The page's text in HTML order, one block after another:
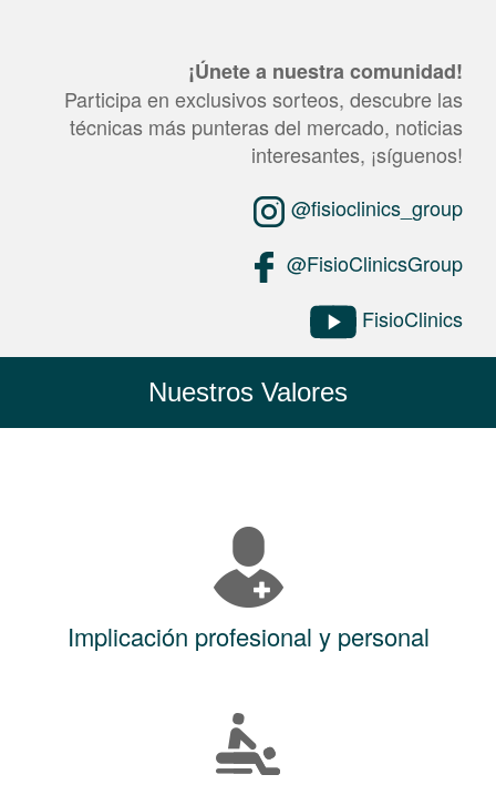
¡Únete a nuestra comunidad!
Participa en exclusivos sorteos, descubre las
técnicas más punteras del mercado, noticias
interesantes, ¡síguenos!
@fisioclinics_group
@FisioClinicsGroup
FisioClinics
Nuestros Valores
Implicación profesional y personal